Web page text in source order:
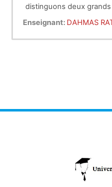
distinguons deux
qu'il s'agit d'une étude
L'épidemiologie est une
essentiels ainsi ceux de
Enseignant: DAHMAS